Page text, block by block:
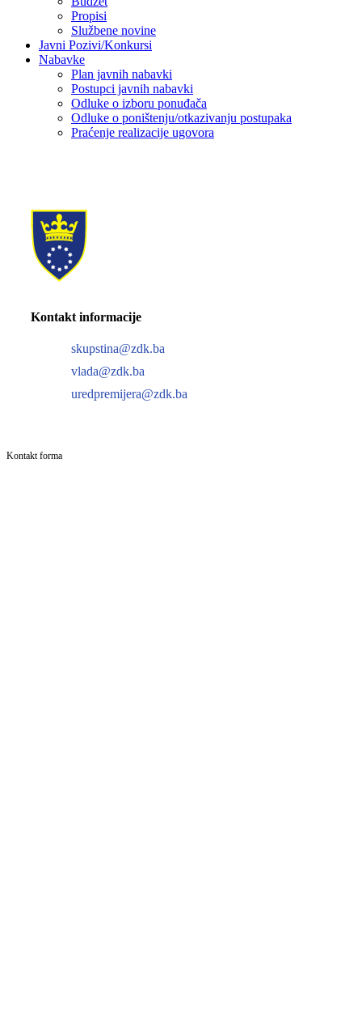
Propisi
Službene novine
Javni Pozivi/Konkursi
Nabavke
Plan javnih nabavki
Postupci javnih nabavki
Odluke o izboru ponuđača
Odluke o poništenju/otkazivanju postupaka
Praćenje realizacije ugovora
Kontakt informacije
skupstina@zdk.ba
vlada@zdk.ba
uredpremijera@zdk.ba
Kontakt forma